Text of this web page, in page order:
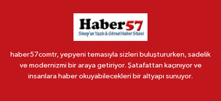
haber57comtr, yepyeni temasıyla sizleri buluştururken, sadelik
ve modernizmi bir araya getiriyor. Şatafattan kaçınıyor ve
insanlara haber okuyabilecekleri bir altyapı sunuyor.